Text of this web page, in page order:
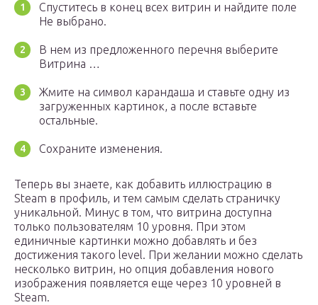
Спуститесь в конец всех витрин и найдите поле
Не выбрано.
В нем из предложенного перечня выберите
Витрина …
Жмите на символ карандаша и ставьте одну из
загруженных картинок, а после вставьте
остальные.
Сохраните изменения.
Теперь вы знаете, как добавить иллюстрацию в
Steam в профиль, и тем самым сделать страничку
уникальной. Минус в том, что витрина доступна
только пользователям 10 уровня. При этом
единичные картинки можно добавлять и без
достижения такого level. При желании можно сделать
несколько витрин, но опция добавления нового
изображения появляется еще через 10 уровней в
Steam.